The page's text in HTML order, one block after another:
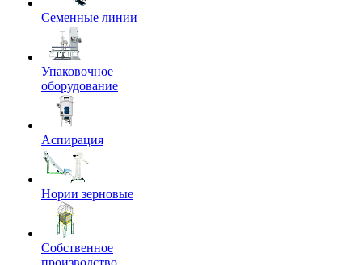
Семенные линии
Упаковочное
оборудование
Аспирация
Нории зерновые
Собственное
производство